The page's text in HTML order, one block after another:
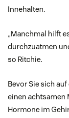
Innehalten.
„Manchmal hilft
durchzuatmen
so Ritchie.
Bevor Sie sich
einen achtsamen
Hormone im